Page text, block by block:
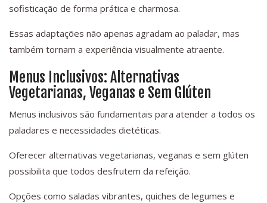
sofisticação de forma prática e charmosa.
Essas adaptações não apenas agradam ao paladar, mas
também tornam a experiência visualmente atraente.
Menus Inclusivos: Alternativas
Vegetarianas, Veganas e Sem Glúten
Menus inclusivos são fundamentais para atender a todos os
paladares e necessidades dietéticas.
Oferecer alternativas vegetarianas, veganas e sem glúten
possibilita que todos desfrutem da refeição.
Opções como saladas vibrantes, quiches de legumes e